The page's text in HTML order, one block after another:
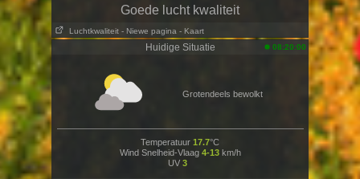
Goede lucht kwaliteit
Luchtkwaliteit - Niewe pagina - Kaart
Huidige Situatie 08:20:00
Grotendeels bewolkt
Temperatuur 17.7°C
Wind Snelheid-Vlaag 4-13km/h
UV 3